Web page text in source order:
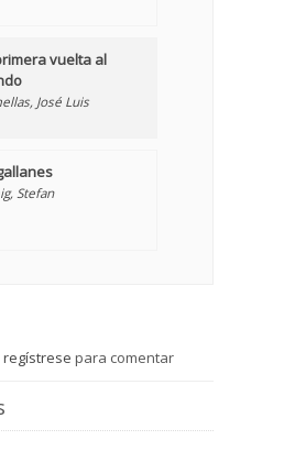
vuelta al
José Luis
Stefan
regístrese para comentar